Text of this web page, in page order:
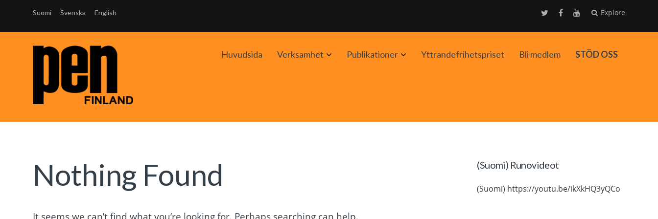
Suomi Svenska English Explore
Huvudsida Verksamhet AvaaPublikationer AvaaYttrandefrihetspriset Bli medlem STÖD OSS
Nothing Found (Suomi) Runovideot
(Suomi) https://youtu.be/ikXkHQ3yQCo